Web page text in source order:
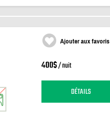
Ajouter aux favoris
400$/ nuit
DÉTAILS